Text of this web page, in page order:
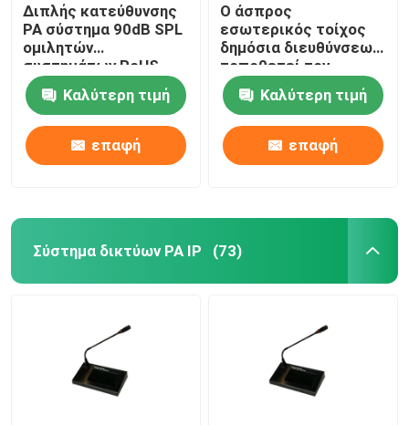
Προϊόντα
Διπλής κατεύθυνσης
PA σύστημα 90dB SPL
ομιλητών
συστημάτων RoHS
ISO9001 με τα μαύρα
κάγκελα μετάλλων
Καλύτερη τιμή
επαφή
Ο άσπρος
εσωτερικός τοίχος
δημόσια διευθύνσεων
τοποθετεί τον
ομιλητή 6W σε 10W
100V Καλύτερη τιμή
επαφή
Σύστημα δικτύων PA IP (73)